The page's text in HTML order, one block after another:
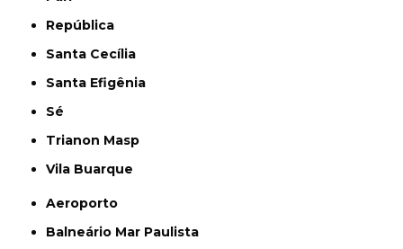
República
Santa Cecília
Santa Efigênia
Sé
Trianon Masp
Vila Buarque
Aeroporto
Balneário Mar Paulista